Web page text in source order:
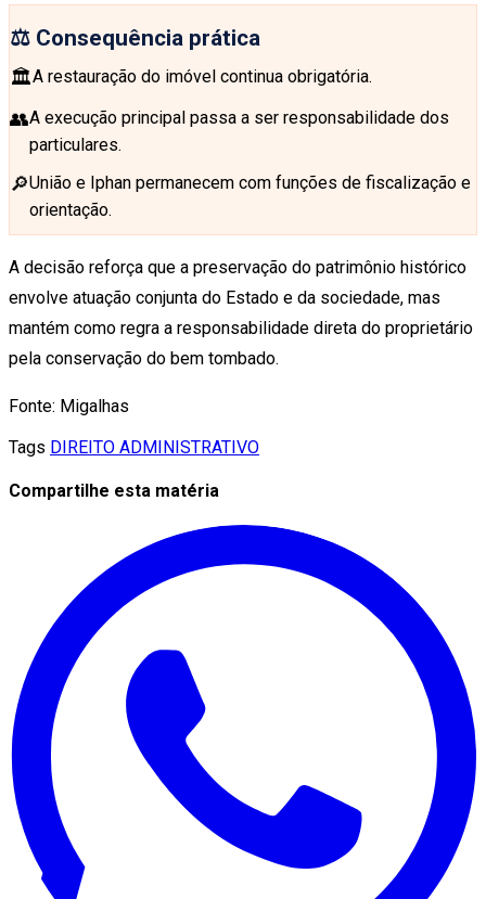
⚖️ Consequência prática
🏛️A restauração do imóvel continua obrigatória.
👥A execução principal passa a ser responsabilidade dos
particulares.
🔎União e Iphan permanecem com funções de fiscalização e
orientação.
A decisão reforça que a preservação do patrimônio histórico
envolve atuação conjunta do Estado e da sociedade, mas
mantém como regra a responsabilidade direta do proprietário
pela conservação do bem tombado.
Fonte: Migalhas
Tags DIREITO ADMINISTRATIVO
Compartilhe esta matéria